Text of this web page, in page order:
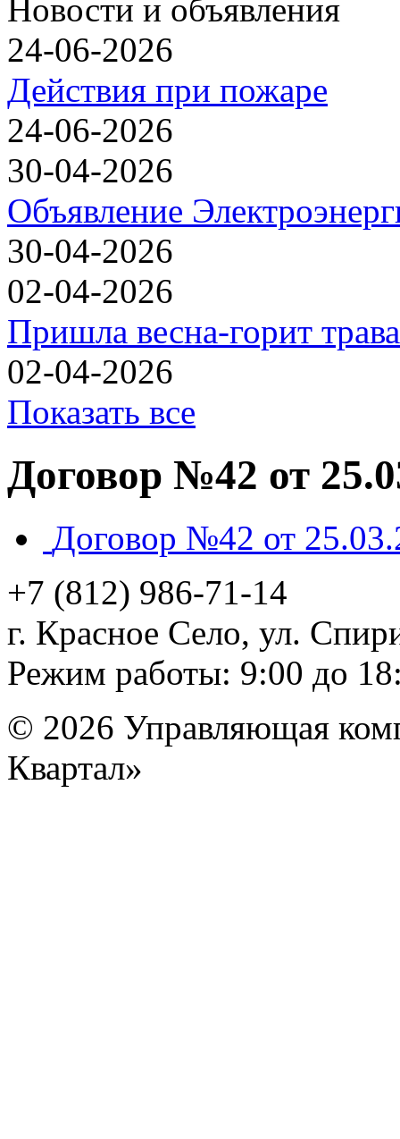
Новости и объявления
24-06-2026
Действия при пожаре
24-06-2026
30-04-2026
Объявление
30-04-2026
02-04-2026
Пришла весна-горит трава
02-04-2026
Показать все
Договор №42 от
Договор №42 от
+7 (812) 986-71-14
г. Красное Село, ул.
Режим работы: 9:00 до
© 2026 Управляющая
Квартал»